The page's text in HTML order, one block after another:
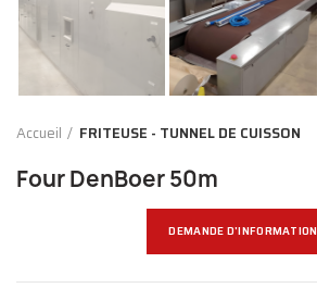
Accueil FRITEUSE - TUNNEL DE CUISSON
Four DenBoer 50m
DEMANDE D'INFORMATION